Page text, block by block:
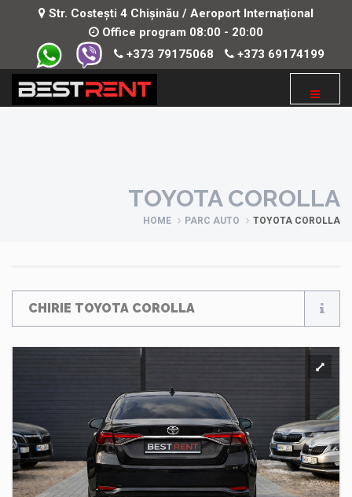
Str. Costești 4 Chișinău / Aeroport Internațional
Office program 08:00 - 20:00
+373 79175068
+373 69174199
TOYOTA COROLLA
HOME PARC AUTO TOYOTA COROLLA
CHIRIE TOYOTA COROLLA